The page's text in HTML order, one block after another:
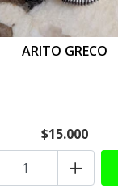
ARITO GRECO
$15.000
+